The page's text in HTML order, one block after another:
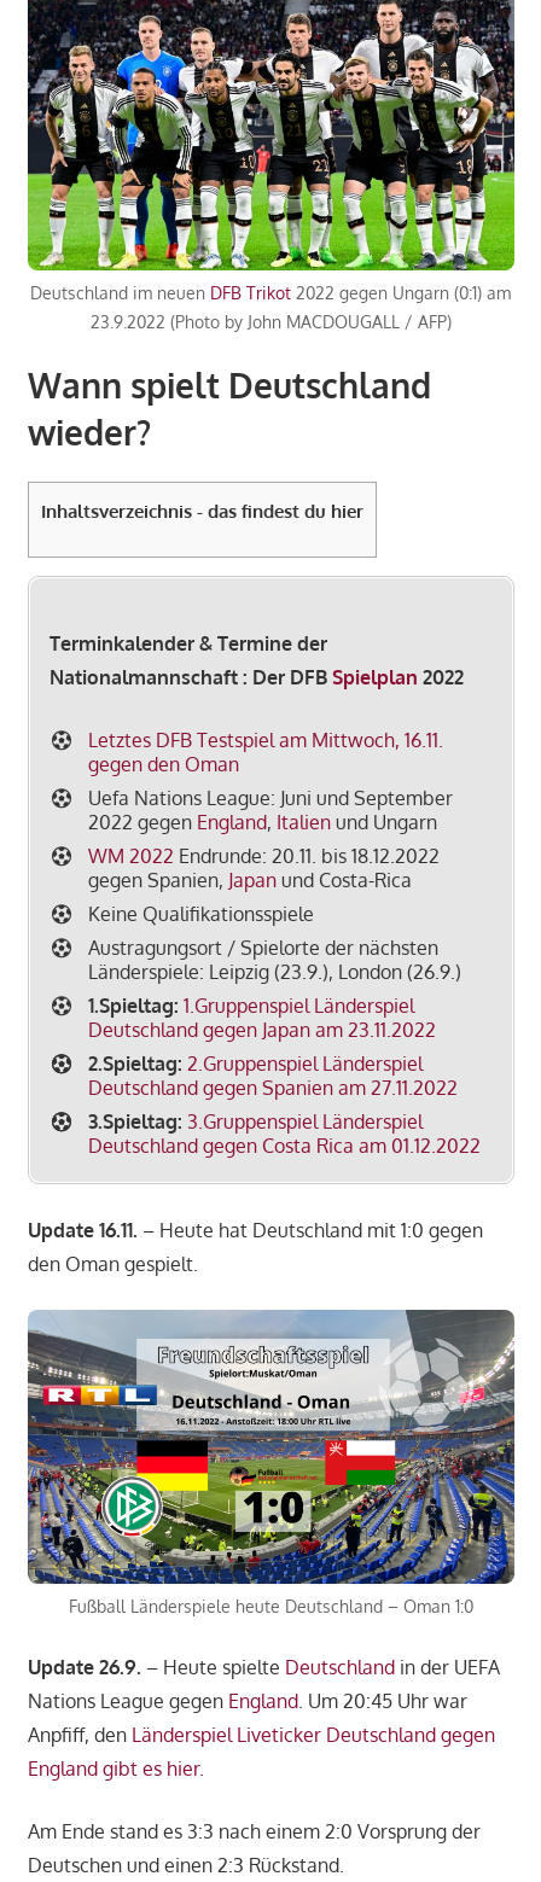
Deutschland im neuen DFB Trikot 2022 gegen Ungarn (0:1) am
23.9.2022 (Photo by John MACDOUGALL / AFP)
Wann spielt Deutschland
wieder?
Inhaltsverzeichnis - das findest du hier
Terminkalender & Termine der
Nationalmannschaft : Der DFB Spielplan 2022
Letztes DFB Testspiel am Mittwoch, 16.11.
gegen den Oman
Uefa Nations League: Juni und September
2022 gegen England, Italienund Ungarn
WM 2022 Endrunde: 20.11. bis 18.12.2022
gegen Spanien, Japanund Costa-Rica
Keine Qualifikationsspiele
Austragungsort/ Spielorte der nächsten
Länderspiele: Leipzig (23.9.), London (26.9.)
1.Spieltag: 1.Gruppenspiel Länderspiel
Deutschland gegen Japan am 23.11.2022
2.Spieltag: 2.Gruppenspiel Länderspiel
Deutschland gegen Spanien am 27.11.2022
3.Spieltag: 3.Gruppenspiel Länderspiel
Deutschland gegen Costa Rica am 01.12.2022
Update 16.11. – Heute hat Deutschland mit 1:0 gegen
den Oman gespielt.
Fußball Länderspiele heute Deutschland – Oman 1:0
Update 26.9. – Heute spielte Deutschlandin der UEFA
Nations League gegen England. Um 20:45 Uhr war
Anpfiff, den Länderspiel Liveticker Deutschland gegen
England gibt es hier.
Am Ende stand es 3:3 nach einem 2:0 Vorsprung der
Deutschen und einen 2:3 Rückstand.